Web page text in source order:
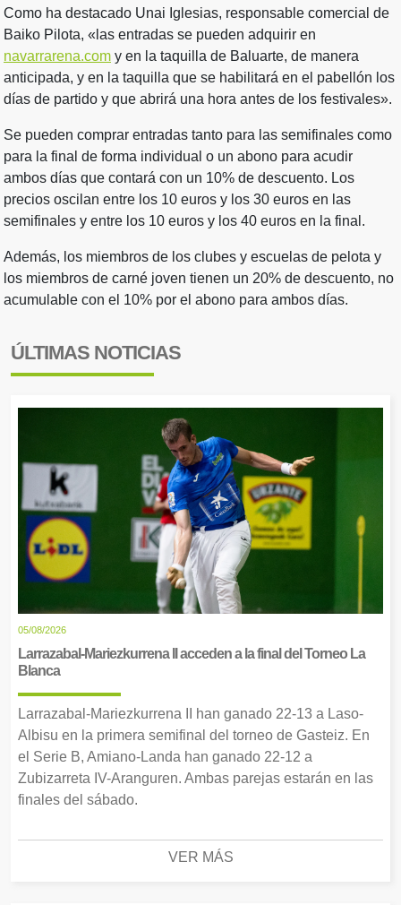
Como ha destacado Unai Iglesias, responsable comercial de
Baiko Pilota, «las entradas se pueden adquirir en
navarrarena.com y en la taquilla de Baluarte, de manera
anticipada, y en la taquilla que se habilitará en el pabellón los
días de partido y que abrirá una hora antes de los festivales».
Se pueden comprar entradas tanto para las semifinales como
para la final de forma individual o un abono para acudir
ambos días que contará con un 10% de descuento. Los
precios oscilan entre los 10 euros y los 30 euros en las
semifinales y entre los 10 euros y los 40 euros en la final.
Además, los miembros de los clubes y escuelas de pelota y
los miembros de carné joven tienen un 20% de descuento, no
acumulable con el 10% por el abono para ambos días.
ÚLTIMAS NOTICIAS
05/08/2026
Larrazabal-Mariezkurrena II acceden a la final del Torneo La
Blanca
Larrazabal-Mariezkurrena II han ganado 22-13 a Laso-
Albisu en la primera semifinal del torneo de Gasteiz. En
el Serie B, Amiano-Landa han ganado 22-12 a
Zubizarreta IV-Aranguren. Ambas parejas estarán en las
finales del sábado.
VER MÁS